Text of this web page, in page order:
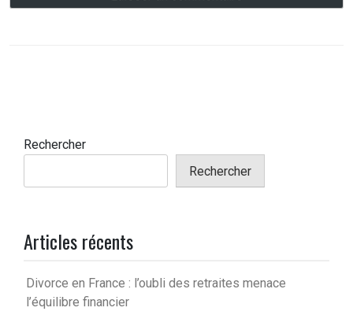
Rechercher
Rechercher
Articles récents
Divorce en France : l’oubli des retraites menace
l’équilibre financier